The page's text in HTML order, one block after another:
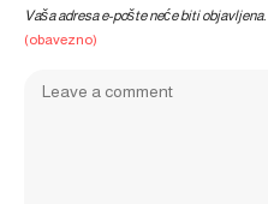
Vaša adresa e-pošte neće biti objavljena.
(obavezno)